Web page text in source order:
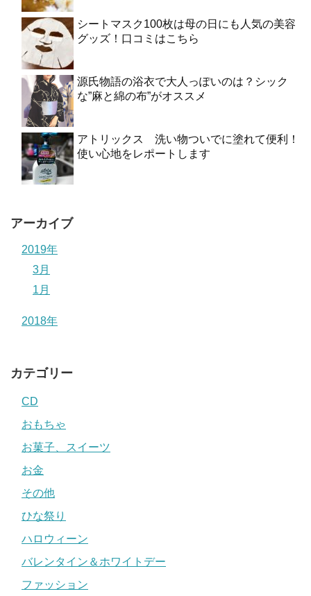
シートマスク100枚は母の日にも人気の美容
グッズ！口コミはこちら
源氏物語の浴衣で大人っぽいのは？シック
な”麻と綿の布”がオススメ
アトリックス 洗い物ついでに塗れて便利！
使い心地をレポートします
アーカイブ
2019年
3月
1月
2018年
カテゴリー
CD
おもちゃ
お菓子、スイーツ
お金
その他
ひな祭り
ハロウィーン
バレンタイン＆ホワイトデー
ファッション